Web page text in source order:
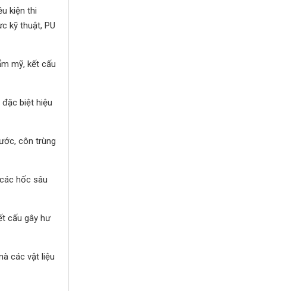
kiện thi
kỹ thuật, PU
mỹ, kết cấu
biệt hiệu
côn trùng
hốc sâu
cấu gây hư
các vật liệu